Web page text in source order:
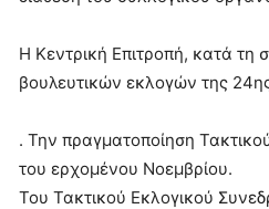
Η Κεντρική Επιτροπή, κατά τη
βουλευτικών εκλογών της
. Την πραγματοποίηση
του ερχομένου Νοεμβρίου.
Του Τακτικού Εκλογικού